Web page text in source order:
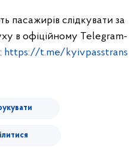
пасажирів слідкувати за
в офіційному Telegram-
https://t.me/kyivpasstrans